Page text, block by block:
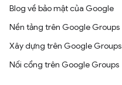
Blog về bảo mật của Google
Nền tảng trên Google Groups
Xây dựng trên Google Groups
Nối cổng trên Google Groups